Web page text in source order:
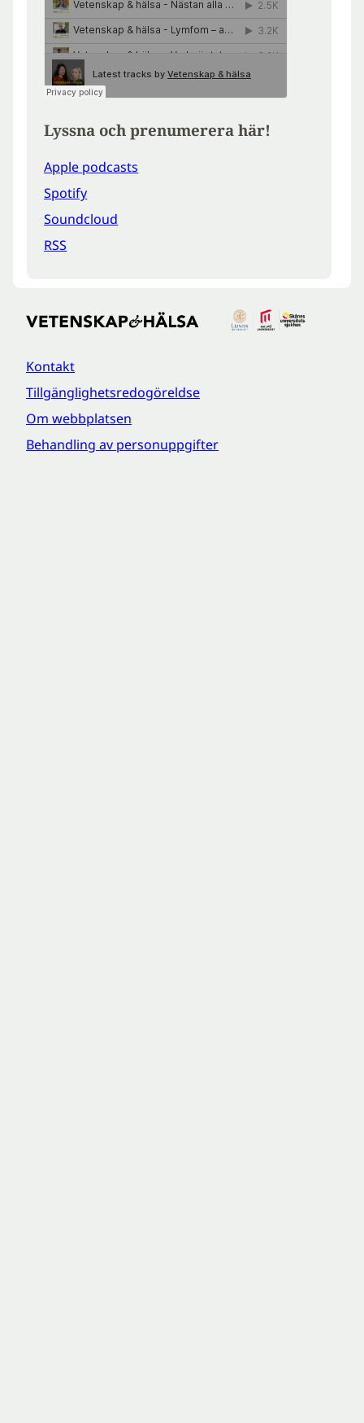
Lyssna och prenumerera här!
Apple podcasts
Spotify
Soundcloud
RSS
Kontakt
Tillgänglighetsredogöreldse
Om webbplatsen
Behandling av personuppgifter